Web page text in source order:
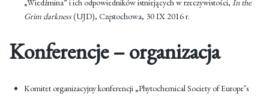
„Wiedźmina” i ich odpowiedników istniejących w rzeczywistości, In the
Grim darkness(UJD), Częstochowa, 30 IX 2016 r.
Konferencje – organizacja
Komitet organizacyjny konferencji „Phytochemical Society of Europe’s